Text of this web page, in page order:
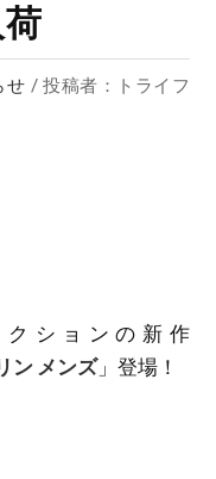
せ / 投稿者：トライフ
ションの新作
ン メンズ」登場！